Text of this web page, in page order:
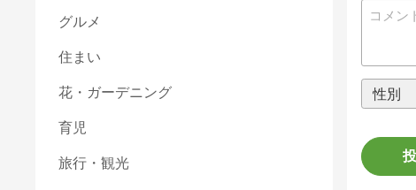
グルメ
住まい
花・ガーデニング
育児
旅行・観光